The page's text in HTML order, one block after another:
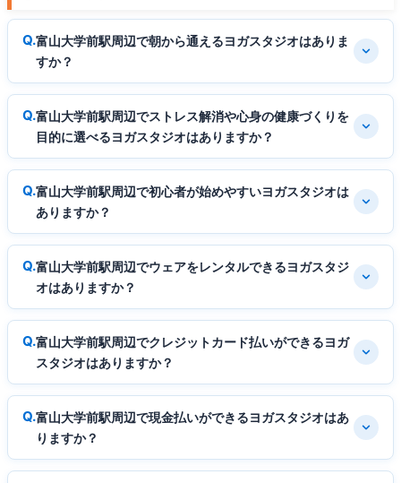
富山大学前駅周辺で朝から通えるヨガスタジオはありま
すか？
富山大学前駅周辺でストレス解消や心身の健康づくりを
目的に選べるヨガスタジオはありますか？
富山大学前駅周辺で初心者が始めやすいヨガスタジオは
ありますか？
富山大学前駅周辺でウェアをレンタルできるヨガスタジ
オはありますか？
富山大学前駅周辺でクレジットカード払いができるヨガ
スタジオはありますか？
富山大学前駅周辺で現金払いができるヨガスタジオはあ
りますか？